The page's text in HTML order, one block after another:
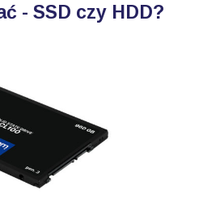
- SSD czy HDD?